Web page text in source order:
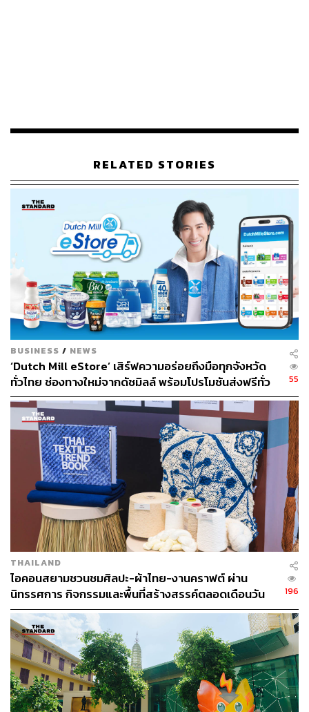
ชั้นนำของไทย ได้ก้าวขึ้นมาเป็นผู้นำในการสร้าง
กำลังกับพันธมิตรกว่า 35 องค์กร สร้าง Tourism Ecosystem
หรือระบบนิเวศการท่องเที่ยวที่ครบวงจร เพื่อดึงดูดนักท่อง
เที่ยวต่างชาติให้กลับมาคึกคักอีกครั้ง
“เพื่อเป็นการขานรับนโยบายจากรัฐบาล ในการช่วยกระตุ้น
รายได้และผลักดันให้ปี 2568 ให้เป็นปีแห่งการท่องเที่ยว ดัง
นั้น เดอะมอลล์ กรุ๊ป จึงได้วางกลยุทธ์ ผนึกกำลังกับพันธมิตร
ด้านการท่องเที่ยว สร้าง Tourism Ecosystem และขยายเครือ
ข่ายการท่องเที่ยว (Tourism Network) เพื่อดึงดูดนักท่องเที่ยว
ต่างชาติ โดยมีเป้าหมายส่งเสริมการเติบโตกลุ่มลูกค้านักท่อง
เที่ยว” วรลักษณ์ ตุลาภรณ์ ประธานเจ้าหน้าที่บริหาร กลุ่มการ
ตลาด บริษัท เดอะมอลล์ กรุ๊ป จำกัด กล่าว
Tourism Ecosystem: หัวใจสำคัญของการท่องเที่ยว
ไทยยุคใหม่
Tourism Ecosystem คืออะไร? ทำไมถึงเป็นกลยุทธ์สำคัญที่
เดอะมอลล์ กรุ๊ป เลือกใช้?
RELATED STORIES
BUSINESS / NEWS
‘Dutch Mill eStore’ เสิร์ฟความอร่อยถึงมือทุกจังหวัด
ทั่วไทย ช่องทางใหม่จากดัชมิลล์ พร้อมโปรโมชันส่งฟรีทั่ว
ประเทศ ส่งไว สั่งก่อนเที่ยง ได้ของวันถัดไป ส่งสินค้าแบบ
เย็นตรงจากโรงงาน [ADVERTORIAL]
55
THAILAND
ไอคอนสยามชวนชมศิลปะ-ผ้าไทย-งานคราฟต์ ผ่าน
นิทรรศการ กิจกรรมและพื้นที่สร้างสรรค์ตลอดเดือนวัน
แม่ [ADVERTORIAL]
196